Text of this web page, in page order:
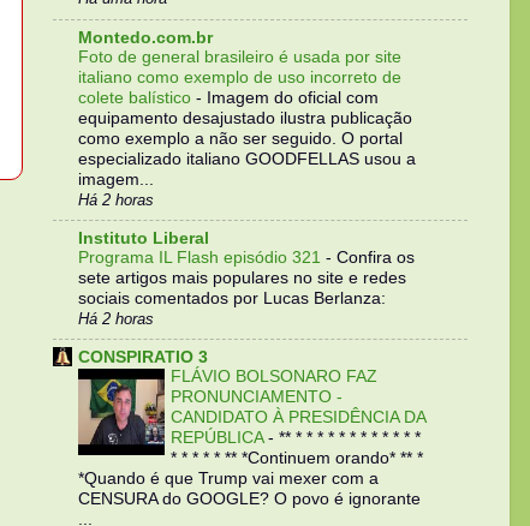
Montedo.com.br
Foto de general brasileiro é usada por site
italiano como exemplo de uso incorreto de
colete balístico - Imagem do oficial com
equipamento desajustado ilustra publicação
como exemplo a não ser seguido. O portal
especializado italiano GOODFELLAS usou a
imagem...
Há 2 horas
Instituto Liberal
Programa IL Flash episódio 321 - Confira os
sete artigos mais populares no site e redes
sociais comentados por Lucas Berlanza:
Há 2 horas
CONSPIRATIO 3
FLÁVIO BOLSONARO FAZ
PRONUNCIAMENTO -
CANDIDATO À PRESIDÊNCIA DA
REPÚBLICA - ** * * * * * * * * * * * *
* * * * * ** *Continuem orando* ** *
*Quando é que Trump vai mexer com a
CENSURA do GOOGLE? O povo é ignorante